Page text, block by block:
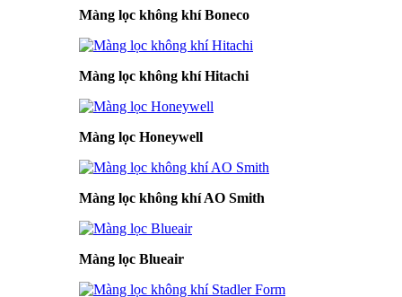
Màng lọc không khí Boneco
Màng lọc không khí Hitachi
Màng lọc Honeywell
Màng lọc không khí AO Smith
Màng lọc Blueair